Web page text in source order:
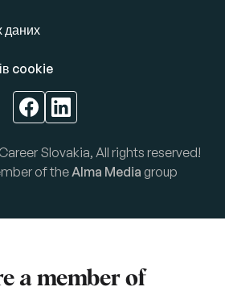
даних
cookie
Slovakia, All rights reserved!
of theAlma Media group
a member of